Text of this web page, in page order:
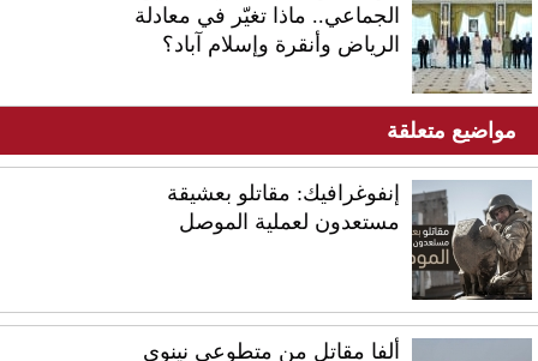
الجماعي.. ماذا تغيّر في معادلة
الرياض وأنقرة وإسلام آباد؟
مواضيع متعلقة
إنفوغرافيك: مقاتلو بعشيقة
مستعدون لعملية الموصل
ألفا مقاتل من متطوعي نينوى